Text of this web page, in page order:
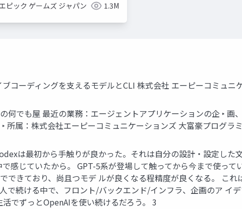
ピック ゲームズ ジャパン 1.3M
コーディングを支えるモデルとCLI 株式会社 エーピーコミュニ
何でも屋 最近の業務：エージェントアプリケーションの企 ‣ 画
所属：株式会社エーピーコミュニケーションズ 大富豪プログラ
は最初から手触りが良かった。それは自分の設計・設定した
感じていたから。 GPT-5系が登場して触ってから今まで使っ
できており、尚且つモデ ルが良くなる程精度が良くなる。 こ
続ける中で、フロント/バックエンド/インフラ、企画のア イ
でずっとOpenAIを使い続けるだろう。 3